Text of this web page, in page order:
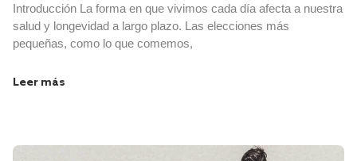
Introducción La forma en que vivimos cada día afecta a nuestra
salud y longevidad a largo plazo. Las elecciones más
pequeñas, como lo que comemos,
Leer más